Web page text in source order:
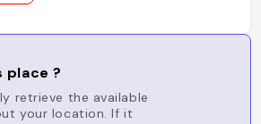
place ?
retrieve the available
your location. If it